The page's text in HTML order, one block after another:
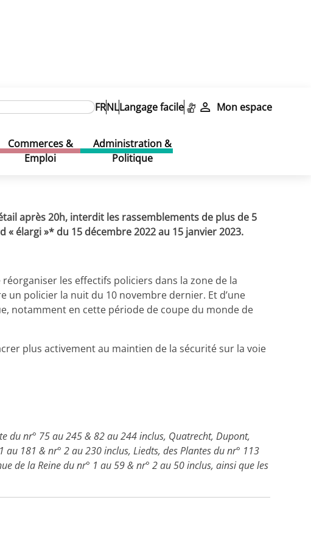
FRNLLangage facile Mon espace
Commerces &
Emploi
Administration &
Politique
au 15 janvier 2023
« élargi » du 15
« élargi » du 15 décembre
après 20h, interdit les rassemblements de plus de 5
élargi »* du 15 décembre 2022 au 15 janvier 2023.
les effectifs policiers dans la zone de la
policier la nuit du 10 novembre dernier. Et d’une
notamment en cette période de coupe du monde de
plus activement au maintien de la sécurité sur la voie
du nr° 75 au 245 & 82 au 244 inclus, Quatrecht, Dupont,
181 & nr° 2 au 230 inclus, Liedts, des Plantes du nr° 113
de la Reine du nr° 1 au 59 & nr° 2 au 50 inclus, ainsi que les